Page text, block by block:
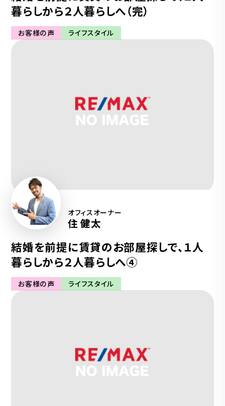
暮らしから２人暮らしへ（完）
お客様の声 ライフスタイル
オフィスオーナー
住 健太
結婚を前提に賃貸のお部屋探しで、１人
暮らしから２人暮らしへ④
お客様の声 ライフスタイル